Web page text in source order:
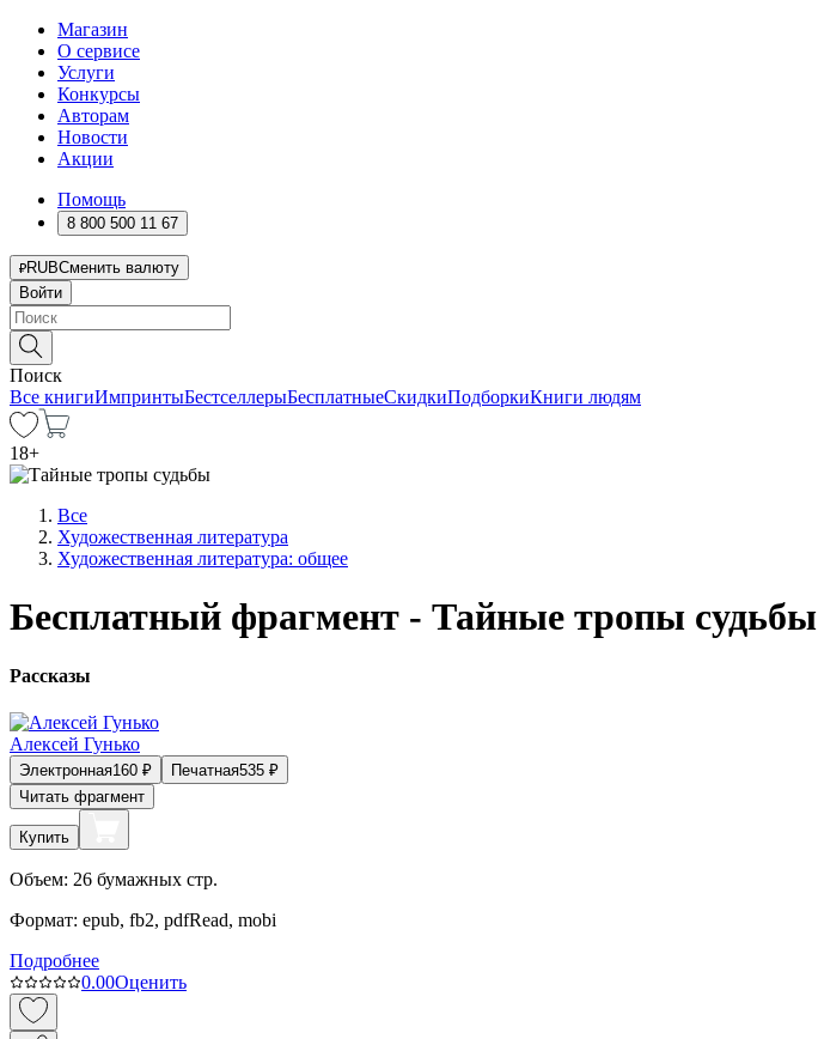
Магазин
О сервисе
Услуги
Конкурсы
Авторам
Новости
Акции
Помощь
8 800 500 11 67
RUBСменить валюту
Войти
Поиск
Все книгиИмпринтыБестселлерыБесплатныеСкидкиПодборкиКниги людям
18+
Все
Художественная литература
Художественная литература: общее
Бесплатный фрагмент - Тайные тропы судьбы
Рассказы
Алексей Гунько
Электронная160 ₽ Печатная535 ₽
Читать фрагмент
Купить
Объем: 26 бумажных стр.
Формат: epub, fb2, pdfRead, mobi
Подробнее
0.00Оценить